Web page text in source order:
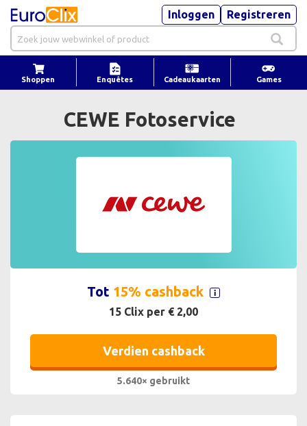
Inloggen Registreren
Shoppen Enquêtes Cadeaukaarten Games
CEWE Fotoservice
Tot 15% cashback
15 Clix per € 2,00
Verdien cashback
5.640× gebruikt